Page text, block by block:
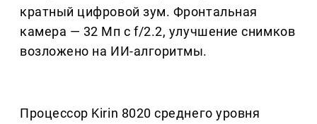
кратный цифровой зум. Фронтальная
камера — 32 Мп с f/2.2, улучшение снимков
возложено на ИИ-алгоритмы.
Процессор Kirin 8020 среднего уровня